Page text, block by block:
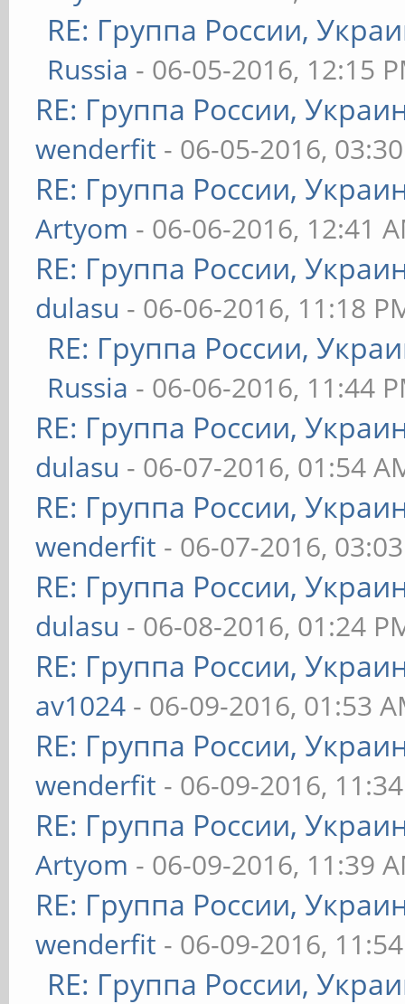
RE: Группа России,
Russia - 06-05-2016, 12:15
RE: Группа России,
wenderfit - 06-05-2016,
RE: Группа России,
Artyom - 06-06-2016, 12:41
RE: Группа России,
dulasu - 06-06-2016, 11:18
RE: Группа России,
Russia - 06-06-2016, 11:44
RE: Группа России,
dulasu - 06-07-2016, 01:54
RE: Группа России,
wenderfit - 06-07-2016,
RE: Группа России,
dulasu - 06-08-2016, 01:24
RE: Группа России,
av1024 - 06-09-2016, 01:53
RE: Группа России,
wenderfit - 06-09-2016,
RE: Группа России,
Artyom - 06-09-2016, 11:39
RE: Группа России,
wenderfit - 06-09-2016,
RE: Группа России,